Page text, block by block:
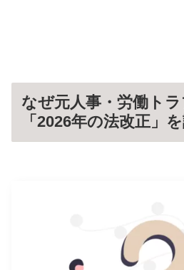
なぜ元人事・労働ト
「2026年の法改正」